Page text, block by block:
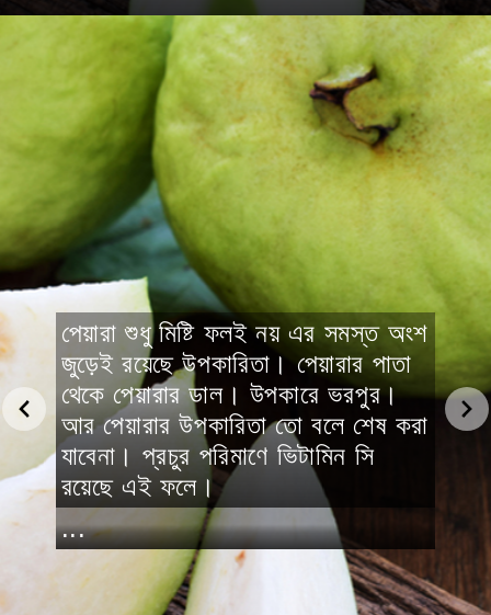
পেয়ারা শুধু মিষ্টি ফলই নয় এর সমস্ত অংশ
জুড়েই রয়েছে উপকারিতা। পেয়ারার পাতা
থেকে পেয়ারার ডাল। উপকারে ভরপুর।
আর পেয়ারার উপকারিতা তো বলে শেষ করা
যাবেনা। প্রচুর পরিমাণে ভিটামিন সি
রয়েছে এই ফলে।
...